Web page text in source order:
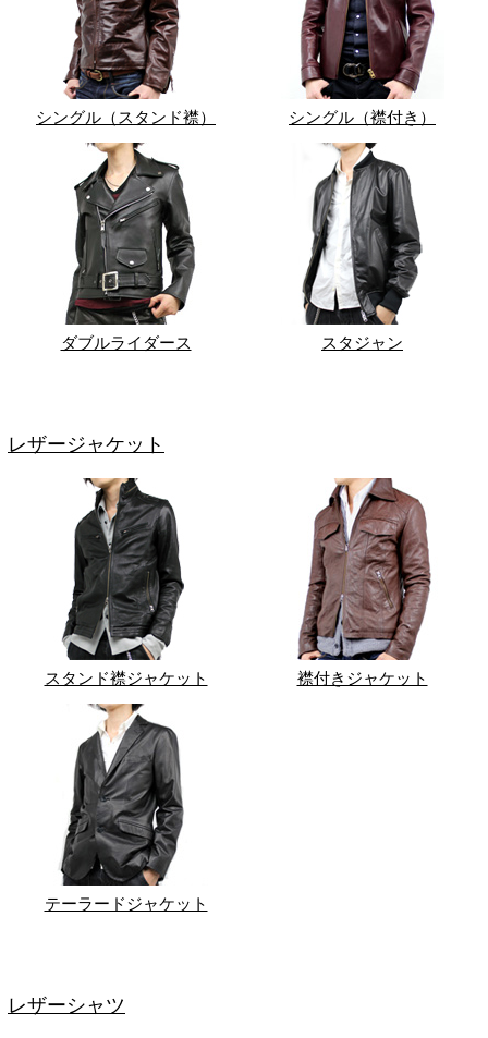
シングル（スタンド襟） シングル（襟付き）
ダブルライダース スタジャン
レザージャケット
スタンド襟ジャケット 襟付きジャケット
テーラードジャケット
レザーシャツ